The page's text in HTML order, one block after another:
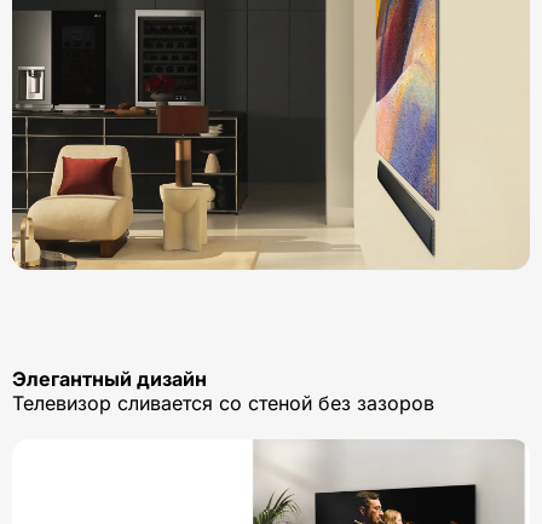
Элегантный дизайн
Телевизор сливается со стеной без зазоров